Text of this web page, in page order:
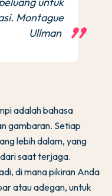
Montague
Ullman
adalah bahasa
gambaran. Setiap
lebih dalam, yang
saat terjaga.
di mana pikiran Anda
atau adegan, untuk